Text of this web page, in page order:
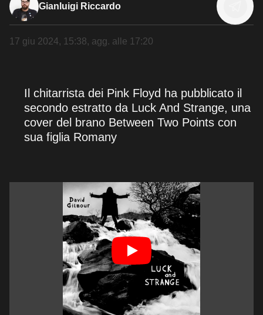
Gianluigi Riccardo
17 giu 2024, 15:38, agg. alle 17:20
Il chitarrista dei Pink Floyd ha pubblicato il
secondo estratto da Luck And Strange, una
cover del brano Between Two Points con
sua figlia Romany